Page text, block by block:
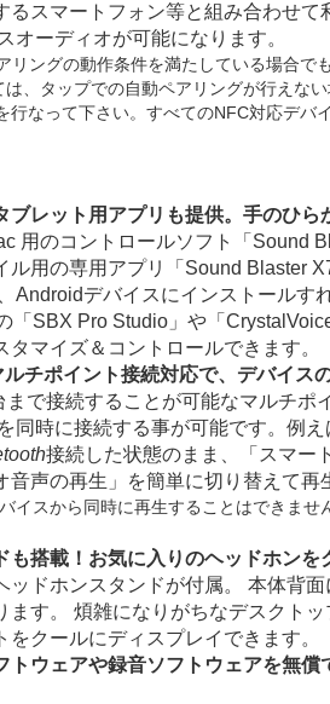
るスマートフォン等と組み合わせ
オーディオが可能になります。
リングの動作条件を満たしている場合で
、タップでの自動ペアリングが行えな
行なって下さい。すべてのNFC対応デバ
ブレット用アプリも提供。手のひ
用のコントロールソフト「Sound
ル用の専用アプリ「Sound Blaster
Androidデバイスにインストールす
「SBX Pro Studio」や「
タマイズ＆コントロールできます。
ルチポイント接続対応で、デバイス
まで接続することが可能なマルチポ
同時に接続する事が可能です。例
接続した状態のまま、「スマー
音声の再生」を簡単に切り替えて再
イスから同時に再生することはできませ
も搭載！お気に入りのヘッドホンを
ッドホンスタンドが付属。 本体背
ます。 煩雑になりがちなデスクト
をクールにディスプレイできます。
トウェアや録音ソフトウェアを無